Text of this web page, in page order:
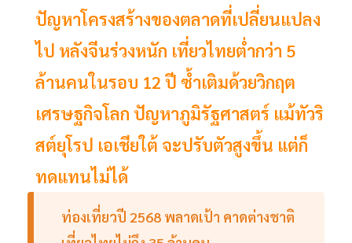
ปัญหาโครงสร้างของตลาดที่เปลี่ยนแปลง
ไป หลังจีนร่วงหนัก เที่ยวไทยต่ำกว่า 5
ล้านคนในรอบ 12 ปี ซ้ำเติมด้วยวิกฤต
เศรษฐกิจโลก ปัญหาภูมิรัฐศาสตร์ แม้ทัวริ
สต์ยุโรป เอเชียใต้ จะปรับตัวสูงขึ้น แต่ก็
ทดแทนไม่ได้
ท่องเที่ยวปี 2568 พลาดเป้า คาดต่างชาติ